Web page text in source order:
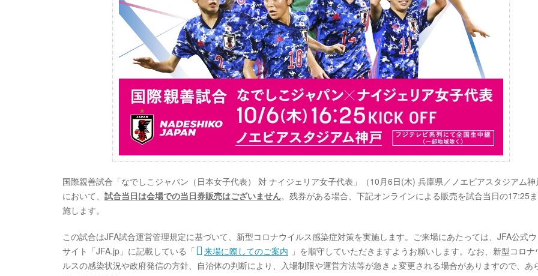
国際親善試合「なでしこジャパン（日本女子代表） 対 ナイジェリア女子代表」（10月6日(木) 兵庫県／ノエビアスタジアム神
において、 試合当日は会場での当日券販売はございません。残券がある場合、下記オンラインによる販売を試合当日の17:25
施します。
この試合はJFA試合運営管理規定に基づいて、新型コロナウイルス感染症対策を実施します。ご来場にあたっては、JFA公式
サイト「JFA.jp」に記載している「
来場に際してのご案内 」を順守していただきますようお願いします。なお、新型コロナ
ルスの感染状況や政府発信の方針、自治体の判断により、入場制限や運営方法等が急きょ変更される場合がありますので、あ